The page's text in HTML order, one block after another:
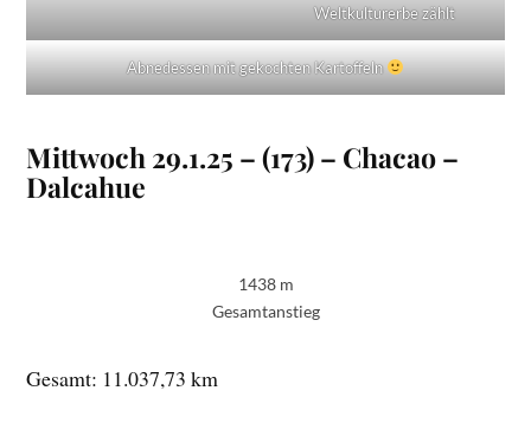
Weltkulturerbe zählt
Abnedessen mit gekochten Kartoffeln
Mittwoch 29.1.25 – (173) – Chacao –
Dalcahue
1438 m
Gesamtanstieg
Gesamt: 11.037,73 km